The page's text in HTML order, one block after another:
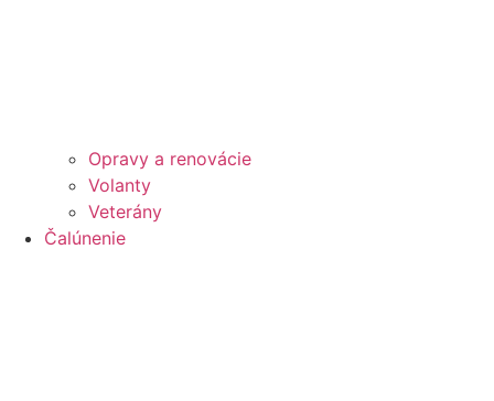
Opravy a renovácie
Volanty
Veterány
Čalúnenie